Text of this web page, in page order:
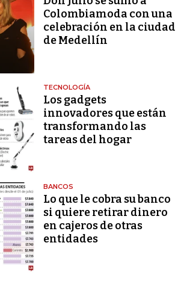
Colombiamoda con una
celebración en la ciudad
de Medellín
TECNOLOGÍA
Los gadgets
innovadores que están
transformando las
tareas del hogar
BANCOS
Lo que le cobra su banco
si quiere retirar dinero
en cajeros de otras
entidades